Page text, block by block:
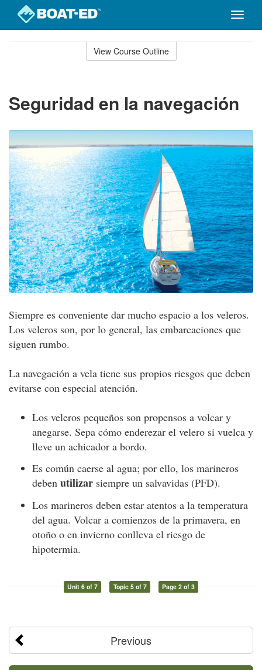
Toggle
View Course Outline
Seguridad en la navegación
Siempre es conveniente dar mucho espacio a los veleros.
Los veleros son, por lo general, las embarcaciones que
siguen rumbo.
La navegación a vela tiene sus propios riesgos que deben
evitarse con especial atención.
Los veleros pequeños son propensos a volcar y
anegarse. Sepa cómo enderezar el velero si vuelca y
lleve un achicador a bordo.
Es común caerse al agua; por ello, los marineros
deben utilizar siempre un salvavidas (PFD).
Los marineros deben estar atentos a la temperatura
del agua. Volcar a comienzos de la primavera, en
otoño o en invierno conlleva el riesgo de
hipotermia.
Unit 6 of 7 Topic 5 of 7 Page 2 of 3
Previous